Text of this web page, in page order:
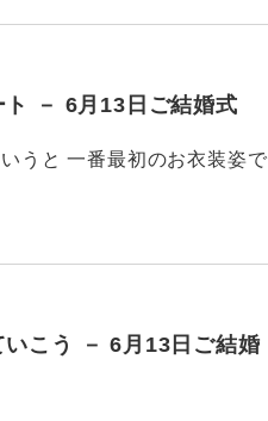
－ 6月13日ご結婚式
うと 一番最初のお衣装姿で
こう － 6月13日ご結婚